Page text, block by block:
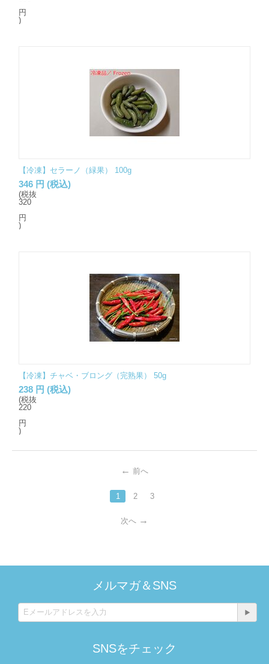
円
)
【冷凍】セラーノ（緑果） 100g
346 円 (税込)
(税抜
320
円
)
【冷凍】チャベ・ブロング（完熟果） 50g
238 円 (税込)
(税抜
220
円
)
前へ
1 2 3
次へ
メルマガ＆SNS
SNSをチェック